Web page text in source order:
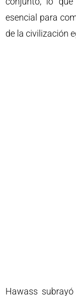
esencial para
de la civilización
Hawass